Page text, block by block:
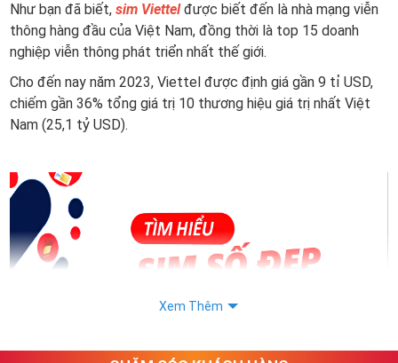
Như bạn đã biết, sim Viettelđược biết đến là nhà mạng viễn
thông hàng đầu của Việt Nam, đồng thời là top 15 doanh
nghiệp viễn thông phát triển nhất thế giới.
Cho đến nay năm 2023, Viettel được định giá gần 9 tỉ USD,
chiếm gần 36% tổng giá trị 10 thương hiệu giá trị nhất Việt
Nam (25,1 tỷ USD).
Xem Thêm